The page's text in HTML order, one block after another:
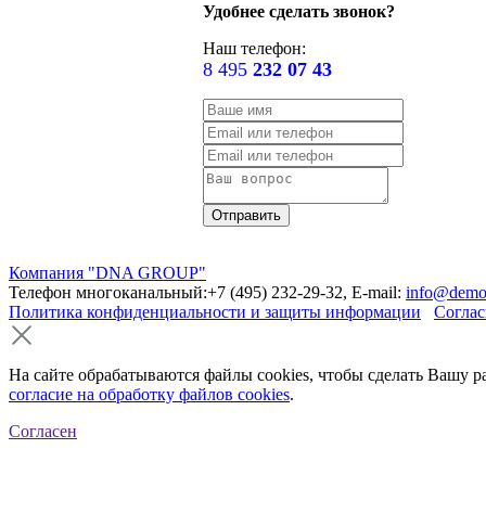
Удобнее сделать звонок?
Наш телефон:
8 495 232 07 43
Компания "DNA GROUP"
Телефон многоканальный:+7 (495) 232-29-32, E-mail:
Политика конфиденциальности и защиты информации
На сайте обрабатываются файлы cookies, чтобы сделать Вашу
согласие на обработку файлов cookies.
Согласен